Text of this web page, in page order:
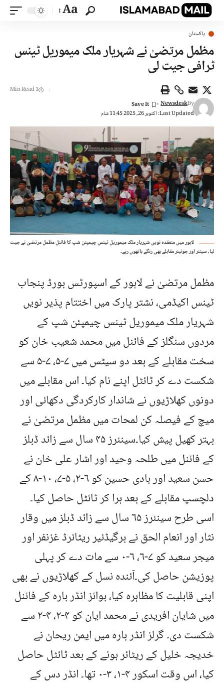
Aa
پاکستان
مظمل مرتضیٰ نے شہریار ملک میموریل ٹینس
ٹرافی جیت لی
Last Updated: اکتوبر 26, 2025 11:45 شام
By
Newsdesk
3 Min Read
لاہور میں منعقدہ نویں شہریار ملک میموریل ٹینس چیمپئن شپ کا فائنل مظمل مرتضیٰ نے جیت
لیا، سینئر اور جونیئر مقابلے بھی رنگے ہاتھوں رہے۔
مظمل مرتضیٰ نے لاہور کے اسپورٹس بورڈ پنجاب
ٹینس اکیڈمی، نشتر پارک میں اختتام پذیر نویں
شہریار ملک میموریل ٹینس چیمپئن شپ کے
مردوں سنگلز کے فائنل میں محمد شعیب خان کو
سخت مقابلے کے بعد دو سیٹس میں ۷-۵، ۷-۵ سے
شکست دے کر ٹائٹل اپنے نام کیا۔ اس مقابلے میں
دونوں کھلاڑیوں نے شاندار کارکردگی دکھائی اور
میچ کے فیصلہ کن لمحات میں مظمل مرتضیٰ نے
بہتر کھیل پیش کیا۔سینئرز ۴۵ سال سے زائد ڈبلز
کے فائنل میں طلحہ وحید اور اشار علی خان نے
حسن سعید اور ہادی حسین کو ۶-۲، ۵-۷، ۱۰-۸ کے
دلچسپ مقابلے کے بعد ہرا کر ٹائٹل حاصل کیا۔
اسی طرح سینئرز ۶۵ سال سے زائد ڈبلز میں وقار
نثار اور انعام الحق نے برگیڈئیر ریٹائرڈ غزنفر اور
میجر سعید کو ۷-۶، ۶-۰ سے مات دے کر پہلی
پوزیشن حاصل کی۔آئندہ نسل کے کھلاڑیوں نے بھی
اپنی قابلیت کا مظاہرہ کیا، بوائز انڈر بارہ کے فائنل
میں شایان افریدی نے محمد ایان کو ۴-۲، ۴-۲ سے
شکست دی۔ گرلز انڈر بارہ میں ایمن ریحان نے
خدیجہ خلیل کے ریٹائر ہونے کے بعد ٹائٹل حاصل
کیا، اس وقت اسکور ۴-۱، ۳-۰ تھا۔ انڈر دس کے